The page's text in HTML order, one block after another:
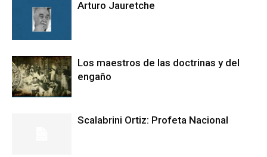
Arturo Jauretche
Los maestros de las doctrinas y del
engaño
Scalabrini Ortiz: Profeta Nacional